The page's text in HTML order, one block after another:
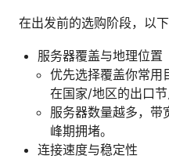
在出发前的选购阶段，以
服务器覆盖与地理位置
优先选择覆盖你常用
在国家/地区的出口节
服务器数量越多，带
峰期拥堵。
连接速度与稳定性